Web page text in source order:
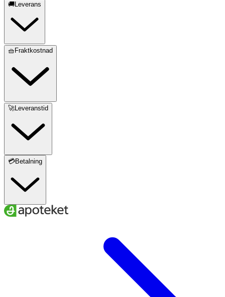
🚚Leverans
🧺Fraktkostnad
🚀Leveranstid
💳Betalning